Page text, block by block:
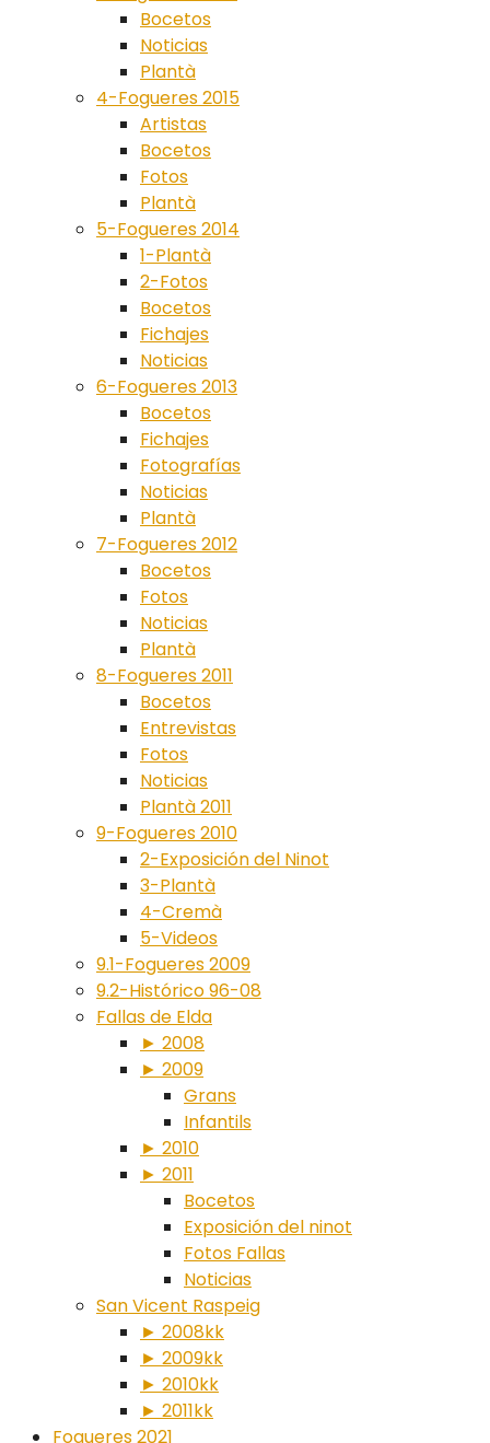
Bocetos
Noticias
Plantà
4-Fogueres 2015
Artistas
Bocetos
Fotos
Plantà
5-Fogueres 2014
1-Plantà
2-Fotos
Bocetos
Fichajes
Noticias
6-Fogueres 2013
Bocetos
Fichajes
Fotografías
Noticias
Plantà
7-Fogueres 2012
Bocetos
Fotos
Noticias
Plantà
8-Fogueres 2011
Bocetos
Entrevistas
Fotos
Noticias
Plantà 2011
9-Fogueres 2010
2-Exposición del Ninot
3-Plantà
4-Cremà
5-Videos
9.1-Fogueres 2009
9.2-Histórico 96-08
Fallas de Elda
► 2008
► 2009
Grans
Infantils
► 2010
► 2011
Bocetos
Exposición del ninot
Fotos Fallas
Noticias
San Vicent Raspeig
► 2008kk
► 2009kk
► 2010kk
► 2011kk
Fogueres 2021